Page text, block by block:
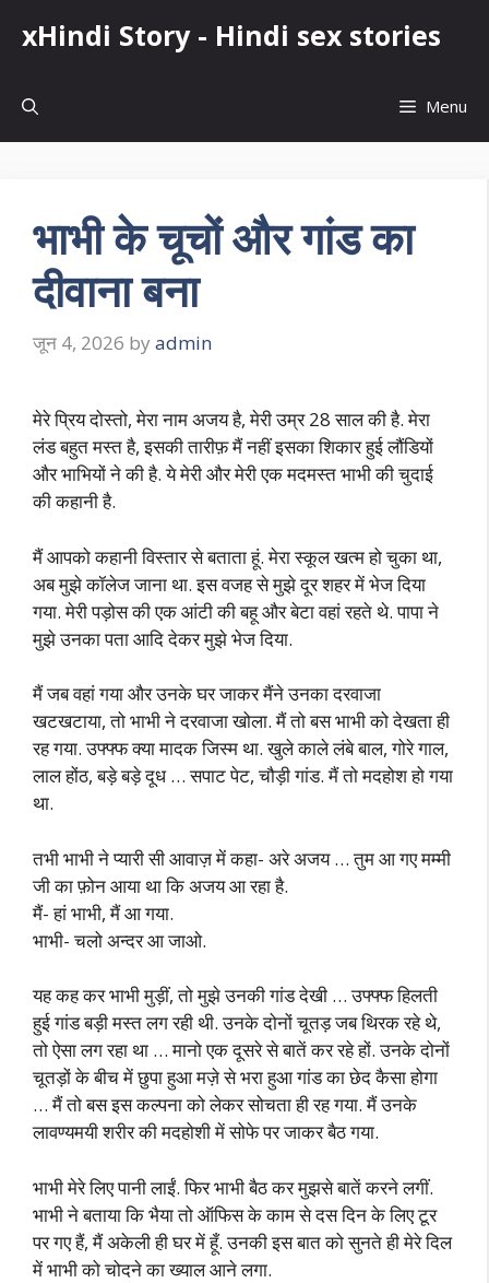
xHindi Story - Hindi sex stories
Menu
भाभी के चूचों और गांड का
दीवाना बना
जून 4, 2026 by admin
मेरे प्रिय दोस्तो, मेरा नाम अजय है, मेरी उम्र 28 साल की है. मेरा
लंड बहुत मस्त है, इसकी तारीफ़ मैं नहीं इसका शिकार हुई लौंडियों
और भाभियों ने की है. ये मेरी और मेरी एक मदमस्त भाभी की चुदाई
की कहानी है.
मैं आपको कहानी विस्तार से बताता हूं. मेरा स्कूल खत्म हो चुका था,
अब मुझे कॉलेज जाना था. इस वजह से मुझे दूर शहर में भेज दिया
गया. मेरी पड़ोस की एक आंटी की बहू और बेटा वहां रहते थे. पापा ने
मुझे उनका पता आदि देकर मुझे भेज दिया.
मैं जब वहां गया और उनके घर जाकर मैंने उनका दरवाजा
खटखटाया, तो भाभी ने दरवाजा खोला. मैं तो बस भाभी को देखता ही
रह गया. उफ्फ्फ क्या मादक जिस्म था. खुले काले लंबे बाल, गोरे गाल,
लाल होंठ, बड़े बड़े दूध … सपाट पेट, चौड़ी गांड. मैं तो मदहोश हो गया
था.
तभी भाभी ने प्यारी सी आवाज़ में कहा- अरे अजय … तुम आ गए मम्मी
जी का फ़ोन आया था कि अजय आ रहा है.
मैं- हां भाभी, मैं आ गया.
भाभी- चलो अन्दर आ जाओ.
यह कह कर भाभी मुड़ीं, तो मुझे उनकी गांड देखी … उफ्फ्फ हिलती
हुई गांड बड़ी मस्त लग रही थी. उनके दोनों चूतड़ जब थिरक रहे थे,
तो ऐसा लग रहा था … मानो एक दूसरे से बातें कर रहे हों. उनके दोनों
चूतड़ों के बीच में छुपा हुआ मज़े से भरा हुआ गांड का छेद कैसा होगा
… मैं तो बस इस कल्पना को लेकर सोचता ही रह गया. मैं उनके
लावण्यमयी शरीर की मदहोशी में सोफे पर जाकर बैठ गया.
भाभी मेरे लिए पानी लाईं. फिर भाभी बैठ कर मुझसे बातें करने लगीं.
भाभी ने बताया कि भैया तो ऑफिस के काम से दस दिन के लिए टूर
पर गए हैं, मैं अकेली ही घर में हूँ. उनकी इस बात को सुनते ही मेरे दिल
में भाभी को चोदने का ख्याल आने लगा.